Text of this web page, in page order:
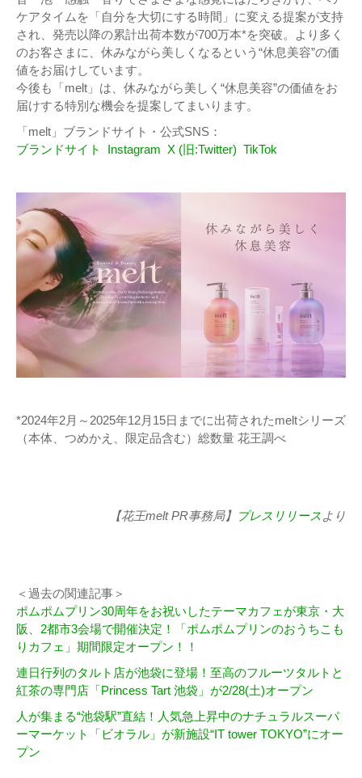
ケアタイムを「自分を大切にする時間」に変える提案が支持
され、発売以降の累計出荷本数が700万本*を突破。より多く
のお客さまに、休みながら美しくなるという“休息美容”の価
値をお届けしています。
今後も「melt」は、休みながら美しく“休息美容”の価値をお
届けする特別な機会を提案してまいります。
「melt」ブランドサイト・公式SNS：
ブランドサイト
Instagram X (旧:Twitter) TikTok
*2024年2月～2025年12月15日までに出荷されたmeltシリーズ
（本体、つめかえ、限定品含む）総数量 花王調べ
【花王melt PR事務局】 プレスリリースより
＜過去の関連記事＞
ポムポムプリン30周年をお祝いしたテーマカフェが東京・大
阪、2都市3会場で開催決定！「ポムポムプリンのおうちこも
りカフェ」期間限定オープン！！
連日行列のタルト店が池袋に登場！至高のフルーツタルトと
紅茶の専門店「Princess Tart 池袋」が2/28(土)オープン
人が集まる“池袋駅”直結！人気急上昇中のナチュラルスーパ
ーマーケット「ビオラル」が新施設“IT tower TOKYO”にオー
プン